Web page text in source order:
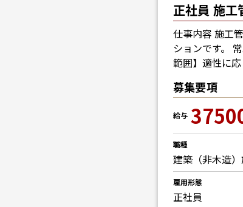
正社員 施工
仕事内容 施工
ションです。
範囲】適性に
募集要項
給与
職種
建築（非木造
雇用形態
正社員